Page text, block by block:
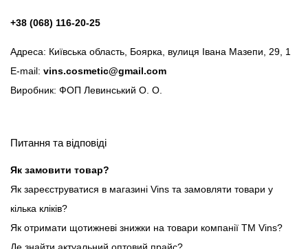
+38 (068) 116-20-25
Адреса: Київська область, Боярка, вулиця Івана Мазепи, 29, 1
E-mail: vins.cosmetic@gmail.com
Виробник: ФОП Левинський О. О.
Питання та відповіді
Як замовити товар?
Як зареєструватися в магазині Vins та замовляти товари у
кілька кліків?
Як отримати щотижневі знижки на товари компанії ТМ Vins?